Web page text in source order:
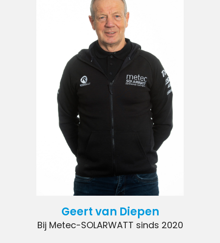
Geert van Diepen
Bij Metec-SOLARWATT sinds 2020